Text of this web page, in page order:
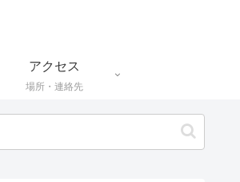
アクセス
場所・連絡先